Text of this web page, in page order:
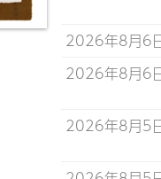
2026年8月6
2026年8月6
2026年8月5